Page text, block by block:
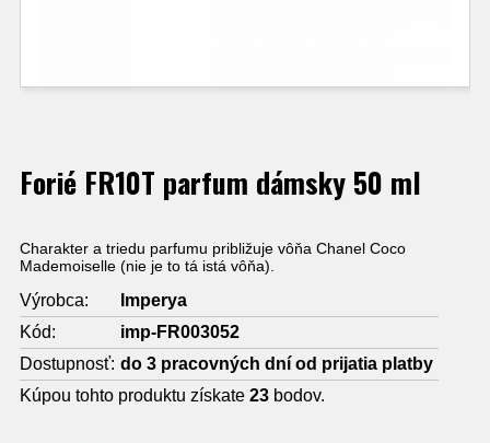
Forié FR10T parfum dámsky 50 ml
Charakter a triedu parfumu približuje vôňa Chanel Coco
Mademoiselle (nie je to tá istá vôňa).
Výrobca:
Imperya
Kód:
imp-FR003052
Dostupnosť: do 3 pracovných dní od prijatia platby
Kúpou tohto produktu získate 23 bodov.